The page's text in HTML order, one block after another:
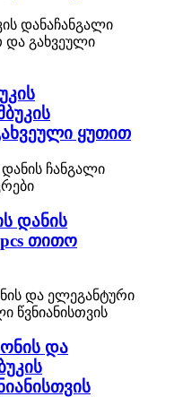
ყუთით
დანის
თითო
და